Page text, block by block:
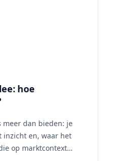
dan je
sterke listing je
hoe
meer dan bieden: je
inzicht en, waar het
op marktcontext